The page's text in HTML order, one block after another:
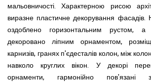
мальовничості. Характерною рисою
виразне пластичне декорування фасадів.
оздоблено горизонтальним рустом,
декоровано ліпним орнаментом,
карнизів, гранях п'єдесталів колон, між
навколо круглих вікон. У декорі
орнаменти, гармонійно пов'язані